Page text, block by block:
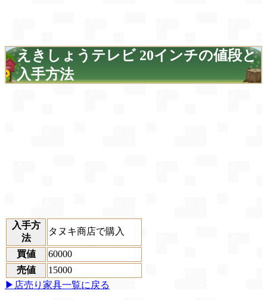
えきしょうテレビ 20インチの値段と
入手方法
入手方
法
タヌキ商店で購入
買値
60000
売値
15000
▶店売り家具一覧に戻る